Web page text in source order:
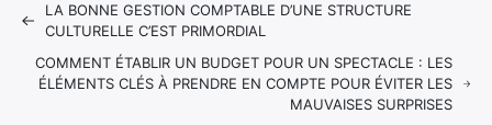
LA BONNE GESTION COMPTABLE D’UNE STRUCTURE
CULTURELLE C’EST PRIMORDIAL
COMMENT ÉTABLIR UN BUDGET POUR UN SPECTACLE : LES
ÉLÉMENTS CLÉS À PRENDRE EN COMPTE POUR ÉVITER LES
MAUVAISES SURPRISES